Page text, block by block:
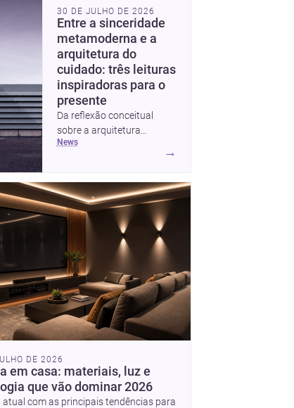
Guanabara e um mercado
interessante para quem
quer construir, reformar ou
decorar.
30 DE JULHO DE 2026
Entre a sinceridade
metamoderna e a
arquitetura do
cuidado: três leituras
inspiradoras para o
presente
Da reflexão conceitual
sobre a arquitetura
metamoderna a dois
e experiência no centro,
esta seleção revela
caminhos sensíveis para a
prática contemporânea.
São ideias que ajudam
arquitetos a pensar forma,
uso e emoção com mais
profundidade.
news
→
DE 2026
em casa: materiais, luz e
que vão dominar 2026
atual com as principais tendências para